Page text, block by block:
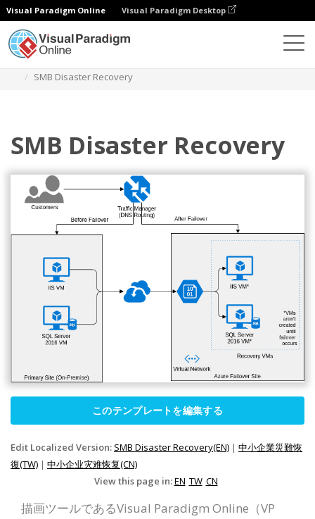
Visual Paradigm Online Visual Paradigm Desktop
SMB Disaster Recovery
SMB Disaster Recovery
このテンプレートを編集する
Edit Localized Version: SMB Disaster Recovery(EN) | 中小企業災難恢
復(TW) | 中小企业灾难恢复(CN)
View this page in:EN TW CN
描画ツールであるVisual Paradigm Online（VP